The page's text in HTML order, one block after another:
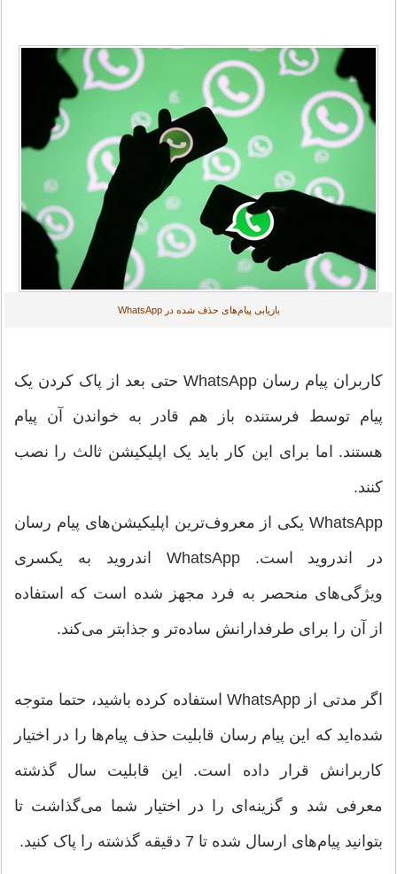
بازیابی پیام‌های حذف شده در WhatsApp
کاربران پیام رسان WhatsApp حتی بعد از پاک کردن یک
پیام توسط فرستنده باز هم قادر به خواندن آن پیام
هستند. اما برای این کار باید یک اپلیکیشن ثالث را نصب
کنند.
WhatsApp یکی از معروف‌ترین اپلیکیشن‌های پیام رسان
در اندروید است. WhatsApp اندروید به یکسری
ویژگی‌های منحصر به فرد مجهز شده است که استفاده
از آن را برای طرفدارانش ساده‌تر و جذابتر می‌کند.
اگر مدتی از WhatsApp استفاده کرده باشید، حتما متوجه
شده‌اید که این پیام رسان قابلیت حذف پیام‌ها را در اختیار
کاربرانش قرار داده است. این قابلیت سال گذشته
معرفی شد و گزینه‌ای را در اختیار شما می‌گذاشت تا
بتوانید پیام‌های ارسال شده تا 7 دقیقه گذشته را پاک کنید.